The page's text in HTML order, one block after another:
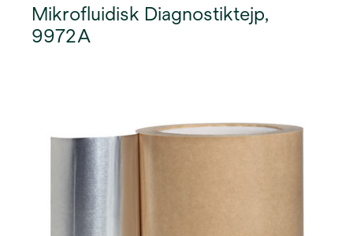
Mikrofluidisk Diagnostiktejp,
9972A